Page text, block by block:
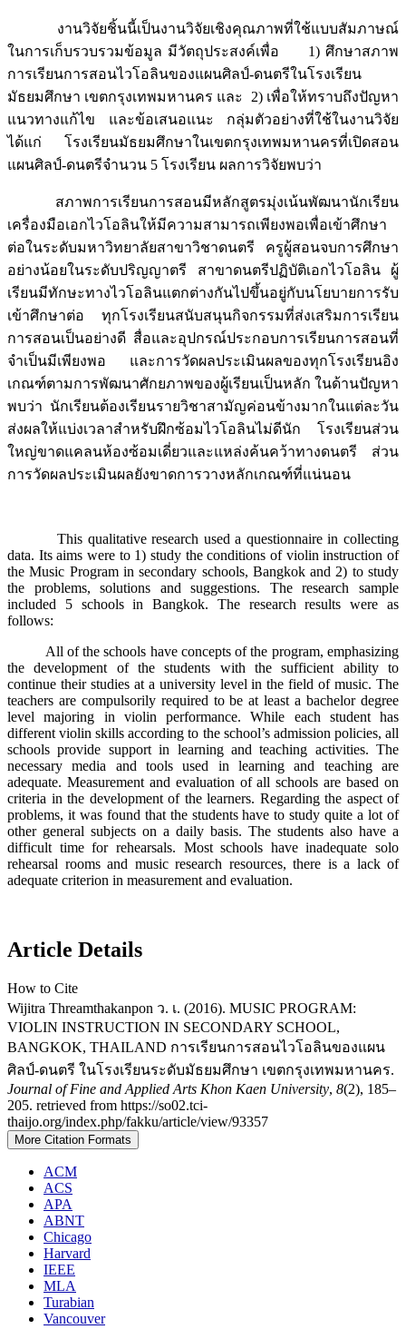
งานวิจัยชิ้นนี้เป็นงานวิจัยเชิงคุณภาพที่ใช้แบบสัมภาษณ์
ในการเก็บรวบรวมข้อมูล มีวัตถุประสงค์เพื่อ 1) ศึกษาสภาพ
การเรียนการสอนไวโอลินของแผนศิลป์-ดนตรีในโรงเรียน
มัธยมศึกษา เขตกรุงเทพมหานคร และ 2) เพื่อให้ทราบถึงปัญหา
แนวทางแก้ไข และข้อเสนอแนะ กลุ่มตัวอย่างที่ใช้ในงานวิจัย
ได้แก่ โรงเรียนมัธยมศึกษาในเขตกรุงเทพมหานครที่เปิดสอน
แผนศิลป์-ดนตรีจำนวน 5 โรงเรียน ผลการวิจัยพบว่า
สภาพการเรียนการสอนมีหลักสูตรมุ่งเน้นพัฒนานักเรียน
เครื่องมือเอกไวโอลินให้มีความสามารถเพียงพอเพื่อเข้าศึกษา
ต่อในระดับมหาวิทยาลัยสาขาวิชาดนตรี ครูผู้สอนจบการศึกษา
อย่างน้อยในระดับปริญญาตรี สาขาดนตรีปฏิบัติเอกไวโอลิน ผู้
เรียนมีทักษะทางไวโอลินแตกต่างกันไปขึ้นอยู่กับนโยบายการรับ
เข้าศึกษาต่อ ทุกโรงเรียนสนับสนุนกิจกรรมที่ส่งเสริมการเรียน
การสอนเป็นอย่างดี สื่อและอุปกรณ์ประกอบการเรียนการสอนที่
จำเป็นมีเพียงพอ และการวัดผลประเมินผลของทุกโรงเรียนอิง
เกณฑ์ตามการพัฒนาศักยภาพของผู้เรียนเป็นหลัก ในด้านปัญหา
พบว่า นักเรียนต้องเรียนรายวิชาสามัญค่อนข้างมากในแต่ละวัน
ส่งผลให้แบ่งเวลาสำหรับฝึกซ้อมไวโอลินไม่ดีนัก โรงเรียนส่วน
ใหญ่ขาดแคลนห้องซ้อมเดี่ยวและแหล่งค้นคว้าทางดนตรี ส่วน
การวัดผลประเมินผลยังขาดการวางหลักเกณฑ์ที่แน่นอน
This qualitative research used a questionnaire in collecting
data. Its aims were to 1) study the conditions of violin instruction of
the Music Program in secondary schools, Bangkok and 2) to study
the problems, solutions and suggestions. The research sample
included 5 schools in Bangkok. The research results were as
follows:
All of the schools have concepts of the program, emphasizing
the development of the students with the sufficient ability to
continue their studies at a university level in the field of music. The
teachers are compulsorily required to be at least a bachelor degree
level majoring in violin performance. While each student has
different violin skills according to the school’s admission policies, all
schools provide support in learning and teaching activities. The
necessary media and tools used in learning and teaching are
adequate. Measurement and evaluation of all schools are based on
criteria in the development of the learners. Regarding the aspect of
problems, it was found that the students have to study quite a lot of
other general subjects on a daily basis. The students also have a
difficult time for rehearsals. Most schools have inadequate solo
rehearsal rooms and music research resources, there is a lack of
adequate criterion in measurement and evaluation.
Article Details
How to Cite
Wijitra Threamthakanpon ว. เ. (2016). MUSIC PROGRAM:
VIOLIN INSTRUCTION IN SECONDARY SCHOOL,
BANGKOK, THAILAND การเรียนการสอนไวโอลินของแผน
ศิลป์-ดนตรี ในโรงเรียนระดับมัธยมศึกษา เขตกรุงเทพมหานคร.
Journal of Fine and Applied Arts Khon Kaen University, 8(2), 185–
205. retrieved from https://so02.tci-
thaijo.org/index.php/fakku/article/view/93357
More Citation Formats
ACM
ACS
APA
ABNT
Chicago
Harvard
IEEE
MLA
Turabian
Vancouver